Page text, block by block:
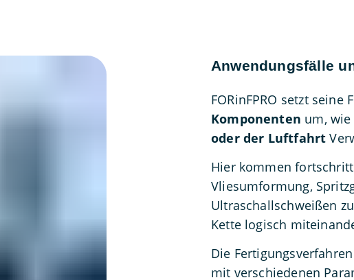
Anwendungsfälle
FORinFPRO setzt
Komponenten um,
oder der Luftfahrt
Hier kommen
Vliesumformung,
Ultraschallschweißen
Kette logisch
Die
mit verschiedenen